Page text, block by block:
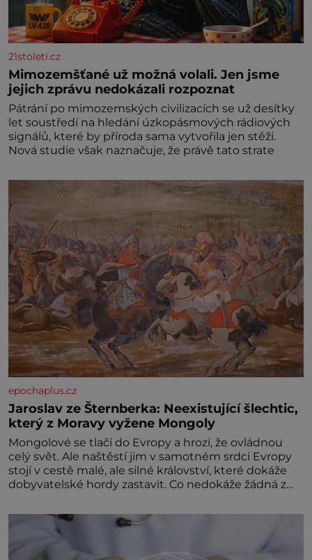
21stoleti.cz
Mimozemšťané už možná volali. Jen jsme
jejich zprávu nedokázali rozpoznat
Pátrání po mimozemských civilizacích se už desítky
let soustředí na hledání úzkopásmových rádiových
signálů, které by příroda sama vytvořila jen stěží.
Nová studie však naznačuje, že právě tato strate
epochaplus.cz
Jaroslav ze Šternberka: Neexistující šlechtic,
který z Moravy vyžene Mongoly
Mongolové se tlačí do Evropy a hrozí, že ovládnou
celý svět. Ale naštěstí jim v samotném srdci Evropy
stojí v cestě malé, ale silné království, které dokáže
dobyvatelské hordy zastavit. Co nedokáže žádná z
král. Nebo že by ne? Mongolové od roku 1223
postupují podél Kaspického a Azovského moře,